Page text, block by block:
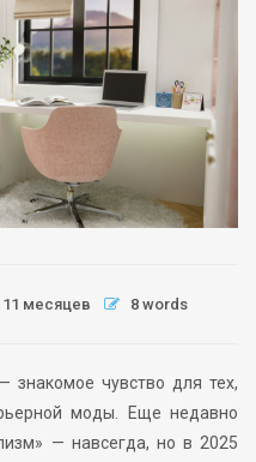
11 месяцев 8 words
чувство для тех,
моды. Еще недавно
— навсегда, но в 2025